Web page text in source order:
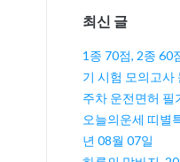
최신 글
1종 70점, 2종 60
기 시험 모의고사
주차 운전면허 필
오늘의운세 띠별
년 08월 07일